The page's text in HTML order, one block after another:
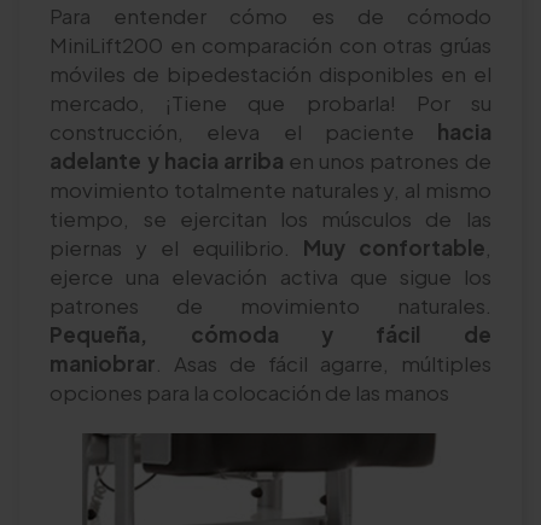
Para entender cómo es de cómodo
MiniLift200 en comparación con otras grúas
móviles de bipedestación disponibles en el
mercado, ¡Tiene que probarla! Por su
construcción, eleva el paciente hacia
adelante y hacia arriba en unos patrones de
movimiento totalmente naturales y, al mismo
tiempo, se ejercitan los músculos de las
piernas y el equilibrio. Muy confortable
ejerce una elevación activa que sigue los
patrones de movimiento naturales.
Pequeña, cómoda y fácil de
maniobrar . Asas de fácil agarre, múltiples
opciones para la colocación de las manos